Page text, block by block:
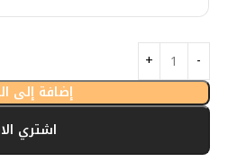
إضافة إلى
اشتري